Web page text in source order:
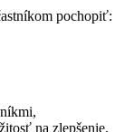
pochopiť:
na zlepšenie,